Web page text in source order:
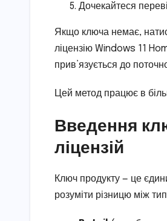
Дочекайтеся
Якщо ключа немає,
ліцензію Windows 11
прив’язується до
Цей метод працює в
Введення
ліцензій
Ключ продукту — це
розуміти різницю між